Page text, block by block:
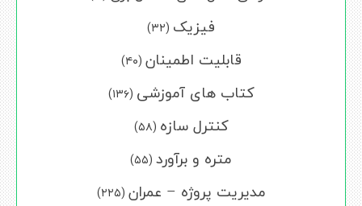
فیزیک (۳۲)
قابلیت اطمینان (۴۰)
کتاب های آموزشی (۱۳۶)
کنترل سازه (۵۸)
متره و برآورد (۵۵)
مدیریت پروژه – عمران (۲۲۵)